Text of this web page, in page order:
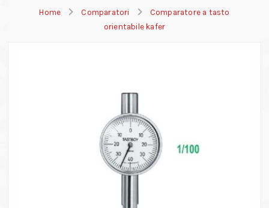
Home Comparatori
Comparatore a tasto
orientabile kafer